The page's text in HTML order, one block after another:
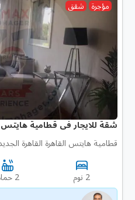
مؤجرة شقق
شقة للايجار فى قطامية هايتس التجمع
قطامية هايتس القاهرة القاهرة
2 نوم 2 حمام